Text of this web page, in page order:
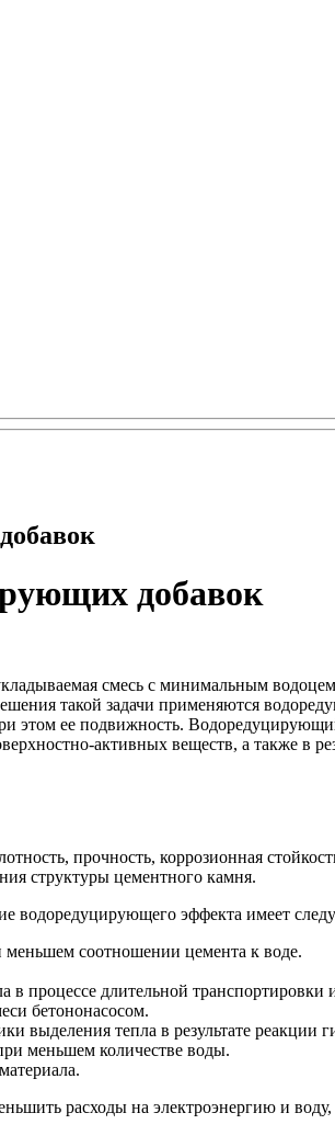
добавок
смесь с минимальным
такой задачи применяются
этом ее подвижность.
активных веществ, а также в
прочность, коррозионная
структуры цементного камня.
водоредуцирующего эффекта имеет
меньшем соотношении цемента к воде.
в процессе длительной транспортировки
бетононасосом.
выделения тепла в результате реакции
меньшем количестве воды.
расходы на электроэнергию и воду,